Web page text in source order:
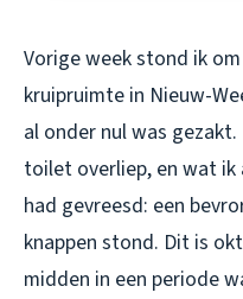
Vorige week stond ik
kruipruimte in Nieuw-
al onder nul was
toilet overliep, en wat
had gevreesd: een
knappen stond. Dit is
midden in een periode